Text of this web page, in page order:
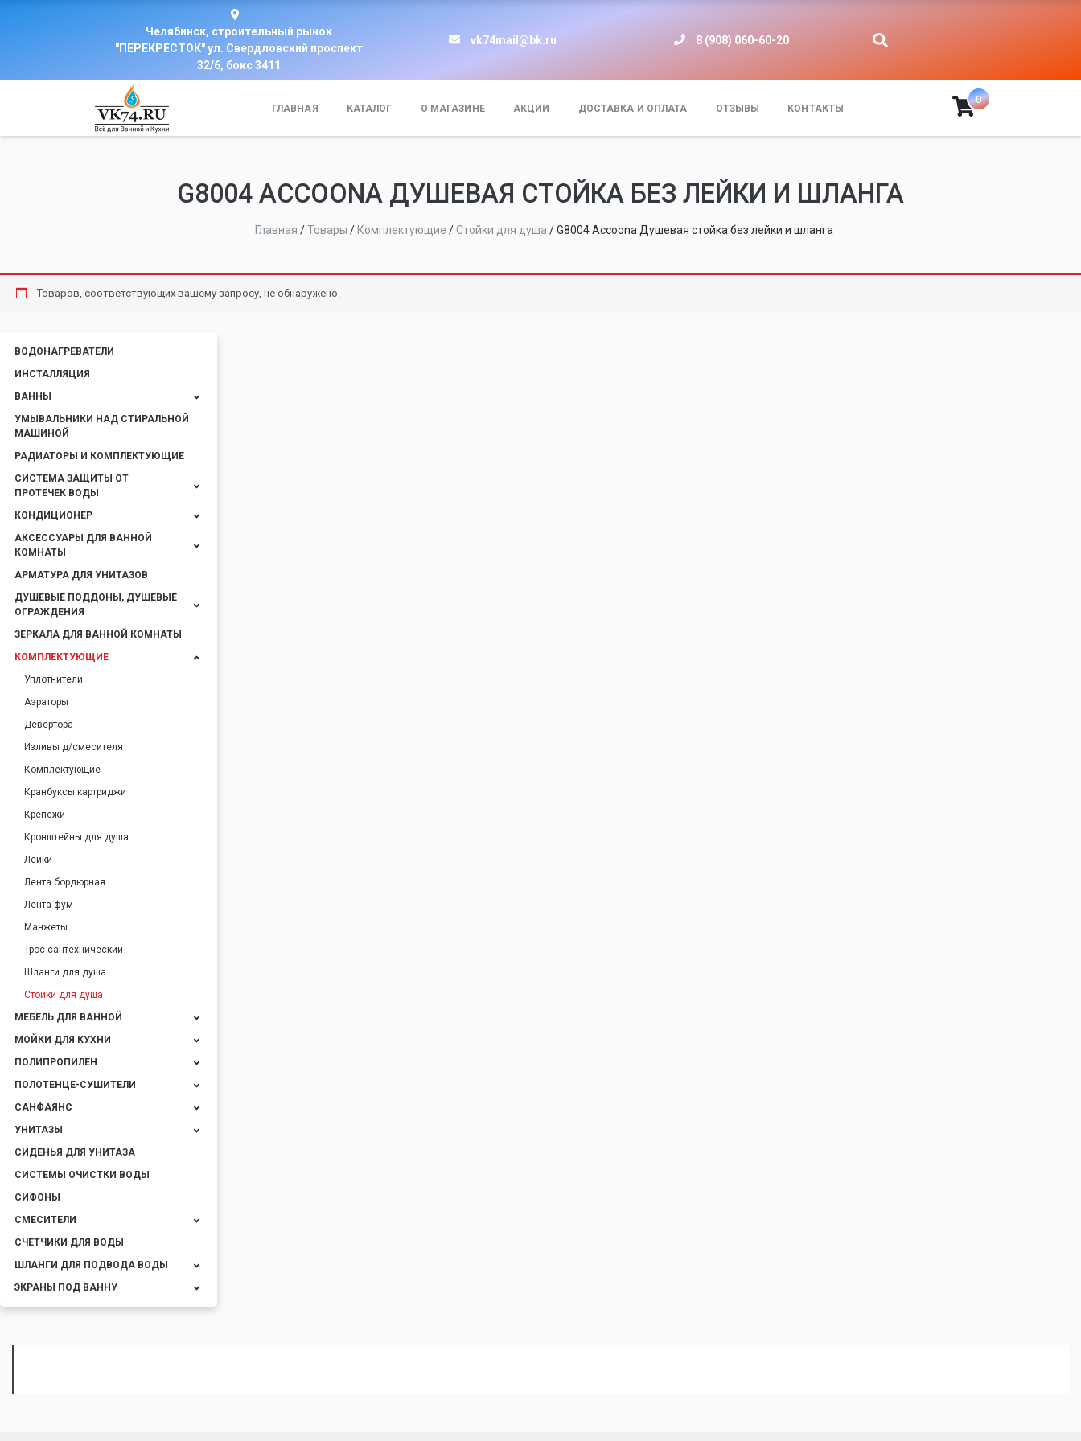
Челябинск, строительный рынок
"ПЕРЕКРЕСТОК" ул. Свердловский проспект
32/6, бокс 3411
vk74mail@bk.ru 8 (908) 060-60-20
ГЛАВНАЯ КАТАЛОГ О МАГАЗИНЕ АКЦИИ ДОСТАВКА И ОПЛАТА ОТЗЫВЫ КОНТАКТЫ
0
G8004 ACCOONA ДУШЕВАЯ СТОЙКА БЕЗ ЛЕЙКИ И ШЛАНГА
Главная /Товары / Комплектующие /Стойки для душа /G8004 Accoona Душевая стойка без лейки и шланга
Товаров, соответствующих вашему запросу, не обнаружено.
ВОДОНАГРЕВАТЕЛИ
ИНСТАЛЛЯЦИЯ
ВАННЫ
УМЫВАЛЬНИКИ НАД СТИРАЛЬНОЙ
МАШИНОЙ
РАДИАТОРЫ И КОМПЛЕКТУЮЩИЕ
СИСТЕМА ЗАЩИТЫ ОТ
ПРОТЕЧЕК ВОДЫ
КОНДИЦИОНЕР
АКСЕССУАРЫ ДЛЯ ВАННОЙ
КОМНАТЫ
АРМАТУРА ДЛЯ УНИТАЗОВ
ДУШЕВЫЕ ПОДДОНЫ, ДУШЕВЫЕ
ОГРАЖДЕНИЯ
ЗЕРКАЛА ДЛЯ ВАННОЙ КОМНАТЫ
КОМПЛЕКТУЮЩИЕ
Уплотнители
Аэраторы
Девертора
Изливы д/смесителя
Комплектующие
Кранбуксы картриджи
Крепежи
Кронштейны для душа
Лейки
Лента бордюрная
Лента фум
Манжеты
Трос сантехнический
Шланги для душа
Стойки для душа
МЕБЕЛЬ ДЛЯ ВАННОЙ
МОЙКИ ДЛЯ КУХНИ
ПОЛИПРОПИЛЕН
ПОЛОТЕНЦЕ-СУШИТЕЛИ
САНФАЯНС
УНИТАЗЫ
СИДЕНЬЯ ДЛЯ УНИТАЗА
СИСТЕМЫ ОЧИСТКИ ВОДЫ
СИФОНЫ
СМЕСИТЕЛИ
СЧЕТЧИКИ ДЛЯ ВОДЫ
ШЛАНГИ ДЛЯ ПОДВОДА ВОДЫ
ЭКРАНЫ ПОД ВАННУ